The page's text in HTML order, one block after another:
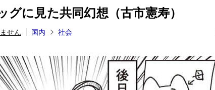
グに見た共同幻想（古市憲寿）
せん 国内 社会